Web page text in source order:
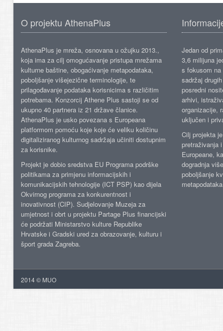
O projektu AthenaPlus
AthenaPlus je mreža, osnovana u ožujku 2013.,
koja ima za cilj omogućavanje pristupa mrežama
kulturne baštine, obogaćivanje metapodataka,
poboljšanje višejezične terminologije, te
prilagođavanje podataka korisnicima s različitim
potrebama. Konzorcij Athene Plus sastoji se od
ukupno 40 partnera iz 21 države članice.
AthenaPlus je usko povezana s Europeana
platformom pomoću koje koje će veliku količinu
digitaliziranog kulturnog sadržaja učiniti dostupnim
za korisnike.
Projekt je dobio sredstva EU Programa podrške
politikama za primjenu informacijskih i
komunikacijskih tehnologije (ICT PSP) kao dijela
Okvirnog programa za konkurentnost i
inovativnost (CIP). Sudjelovanje Muzeja za
umjetnost i obrt u projektu Partage Plus financijski
će podržati Ministarstvo kulture Republike
Hrvatske i Gradski ured za obrazovanje, kulturu i
šport grada Zagreba.
Jedan od
3,6 milijuna
s fokusom
sadržaj
posredni
arhivi,
organizacije,
uključen i
Cilj projekta
pretraživanja
Europeane,
dogradnja
poboljšanje
2014 © MUO